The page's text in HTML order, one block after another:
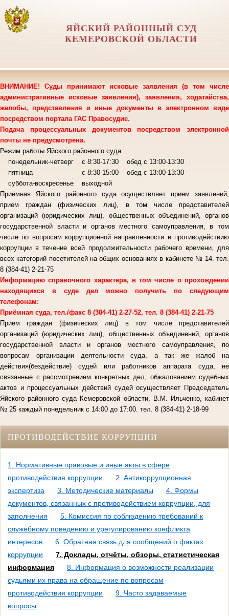
ЯЙСКИЙ РАЙОННЫЙ СУД
КЕМЕРОВСКОЙ ОБЛАСТИ
ВНИМАНИЕ! Суды принимают исковые заявления (в том числе
административные исковые заявления), заявления, ходатайства,
жалобы, представления и иные документы в электронном виде
посредством портала ГАС Правосудие.
Подача процессуальных документов посредством электронной
почты не предусмотрена.
Режим работы Яйского районного суда:
понедельник-четверг с 8:30-17:30 обед с 13:00-13:30
пятница с 8:30-15:00 обед с 13:00-13:30
суббота-воскресенье выходной
Приёмная Яйского районного суда осуществляет прием заявлений,
прием граждан (физических лиц), в том числе представителей
организаций (юридических лиц), общественных объединений, органов
государственной власти и органов местного самоуправления, в том
числе по вопросам коррупционной направленности и противодействию
коррупции в течение всей продолжительности рабочего времени, для
всех категорий посетителей на общих основаниях в кабинете № 14. тел.
8 (384-41) 2-21-75
Информацию справочного характера, в том числе о прохождении
находящихся в суде дел можно получить по следующим
телефонам:
Приёмная суда, тел./факс 8 (384-41) 2-27-52, тел. 8 (384-41) 2-21-75
Прием граждан (физических лиц) в том числе представителей
организаций (юридических лиц), общественных объединений, органов
государственной власти и органов местного самоуправления, по
вопросам организации деятельности суда, а так же жалоб на
действия(бездействие) судей или работников аппарата суда, не
связанные с рассмотрением конкретных дел, обжалованием судебных
актов и процессуальных действий судей осуществляет Председатель
Яйского районного суда Кемеровской области, В.М. Ильченко, кабинет
№ 25 каждый понедельник с 14:00 до 17:00. тел. 8 (384-41) 2-18-99
ПРОТИВОДЕЙСТВИЕ КОРРУПЦИИ
1. Нормативные правовые и иные акты в сфере
противодействия коррупции
2. Антикоррупционная
экспертиза
3. Методические материалы
4. Формы
документов, связанных с противодействием коррупции, для
заполнения
5. Комиссия по соблюдению требований к
служебному поведению и урегулированию конфликта
интересов
6. Обратная связь для сообщений о фактах
коррупции
7. Доклады, отчёты, обзоры, статистическая
информация
8. Информация о возможности реализации
судьями их права на обращение по вопросам
противодействия коррупции
9. Часто задаваемые
вопросы